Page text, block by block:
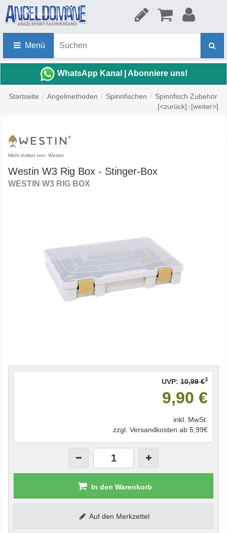
Menü
WhatsApp Kanal | Abonniere uns!
Startseite / Angelmethoden / Spinnfischen / Spinnfisch Zubehör
[<zurück] | [weiter>]
Mehr Artikel von: Westin
Westin W3 Rig Box - Stinger-Box
WESTIN W3 RIG BOX
UVP: 10,99 €3
9,90 €
inkl. MwSt.
zzgl. Versandkosten ab 5,99€
In den Warenkorb
Auf den Merkzettel